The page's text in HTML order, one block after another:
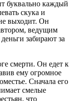
буквально каждый
скука и
выходит. Он
ведущим
забирают за
смерти. Он едет к
ему огромное
Сначала его
смелые
что